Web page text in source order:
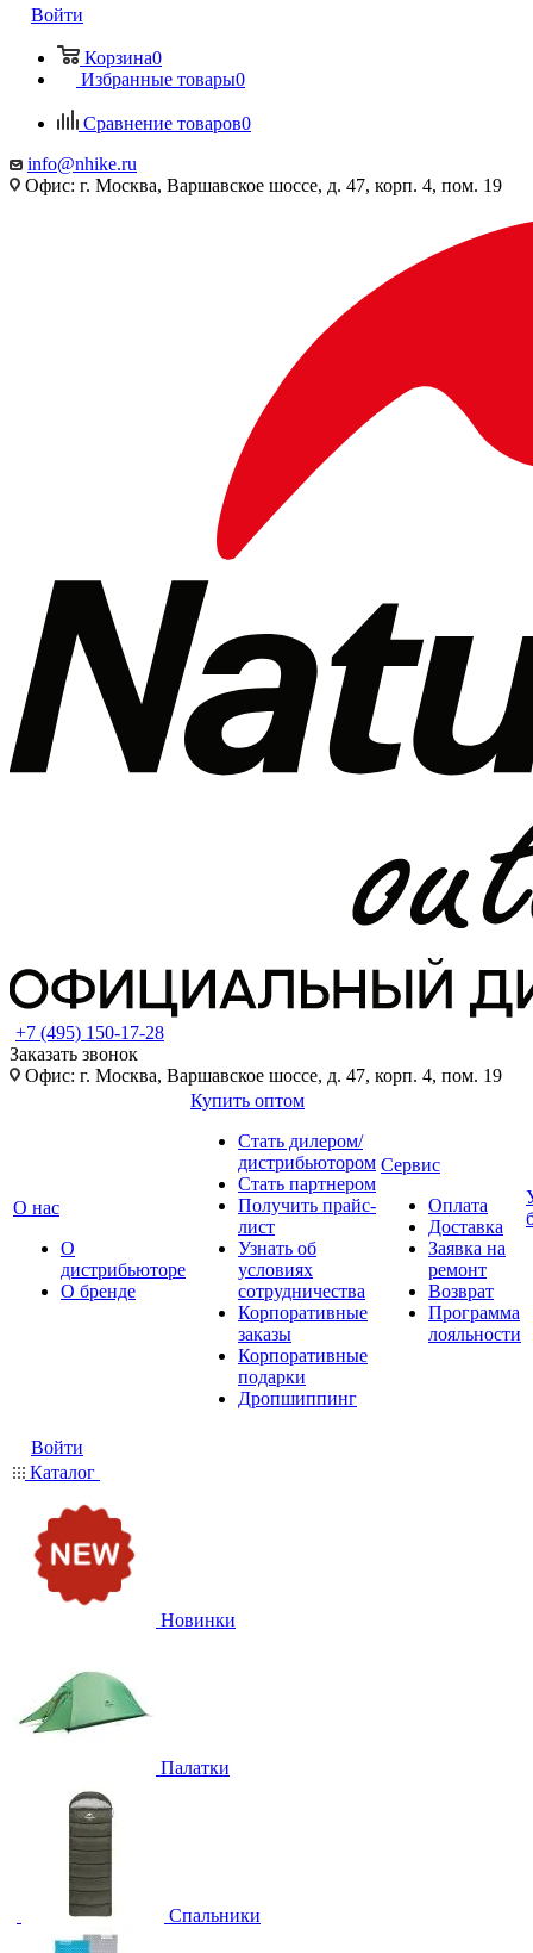
Войти
Корзина0
Избранные товары0
Сравнение товаров0
info@nhike.ru
Офис: г. Москва, Варшавское шоссе, д. 47, корп. 4, пом. 19
+7 (495) 150-17-28
Заказать звонок
Офис: г. Москва, Варшавское шоссе, д. 47, корп. 4, пом. 19
О нас
О
дистрибьюторе
О бренде
Купить оптом
Стать дилером/
дистрибьютором
Стать партнером
Получить прайс-
лист
Узнать об
условиях
сотрудничества
Корпоративные
заказы
Корпоративные
подарки
Дропшиппинг
Сервис
Оплата
Доставка
Заявка на
ремонт
Возврат
Программа
лояльности
Войти
Каталог
Новинки
Палатки
Спальники